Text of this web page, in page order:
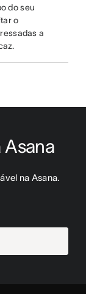
do seu
o
a
Asana
na Asana.